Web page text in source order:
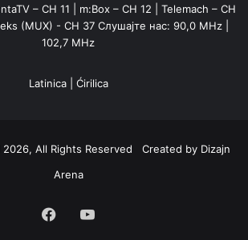
– CH 11 | m:Box – CH 12 | Telemach – CH
(MUX) - CH 37 Слушајте нас: 90,0 MHz |
102,7 MHz
Latinica| Ćirilica
2026, All Rights Reserved Created by Dizajn
Arena
Facebook